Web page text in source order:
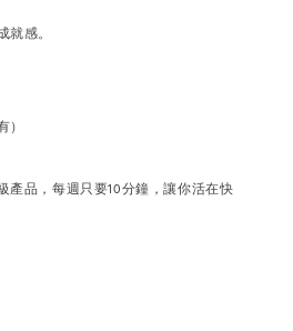
感。
品，每週只要10分鐘，讓你活在快